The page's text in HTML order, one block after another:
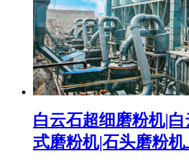
白云石超细磨粉机|
式磨粉机|石头磨粉机